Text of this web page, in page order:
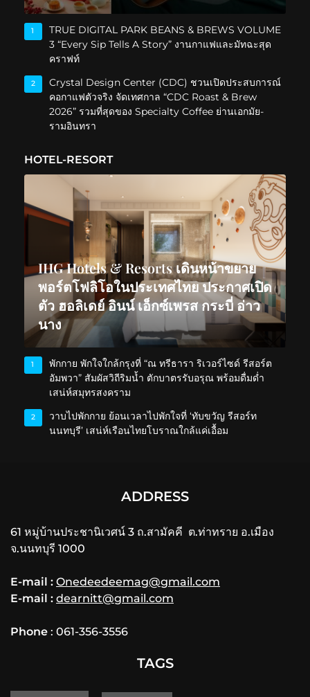
1
TRUE DIGITAL PARK BEANS & BREWS VOLUME
3 “Every Sip Tells A Story” งานกาแฟและมัทฉะสุด
คราฟท์
2
Crystal Design Center (CDC) ชวนเปิดประสบการณ์
คอกาแฟตัวจริง จัดเทศกาล “CDC Roast & Brew
2026” รวมที่สุดของ Specialty Coffee ย่านเอกมัย-
รามอินทรา
HOTEL-RESORT
IHG Hotels & Resorts เดินหน้าขยาย
พอร์ตโฟลิโอในประเทศไทย ประกาศเปิด
ตัว ฮอลิเดย์ อินน์ เอ็กซ์เพรส กระบี่ อ่าว
นาง
1
พักกาย พักใจใกล้กรุงที่ “ณ ทรีธารา ริเวอร์ไซด์ รีสอร์ต
อัมพวา” สัมผัสวิถีริมน้ำ ตักบาตรรับอรุณ พร้อมดื่มด่ำ
เสน่ห์สมุทรสงคราม
2
วาบไปพักกาย ย้อนเวลาไปพักใจที่ ‘ทับขวัญ รีสอร์ท
นนทบุรี’ เสน่ห์เรือนไทยโบราณใกล้แค่เอื้อม
ADDRESS
61 หมู่บ้านประชานิเวศน์ 3 ถ.สามัคคี ต.ท่าทราย อ.เมือง
จ.นนทบุรี 1000
E-mail : Onedeedeemag@gmail.com
E-mail : dearnitt@gmail.com
Phone : 061-356-3556
TAGS